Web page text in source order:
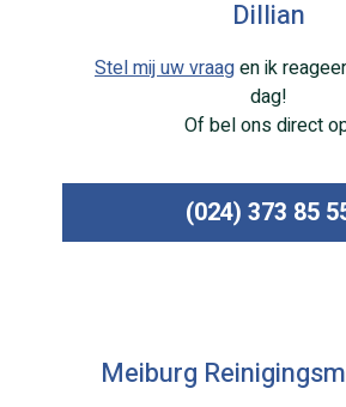
Dillian
Stel mij uw vraagen ik
dag!
Of bel ons direct
(024) 373 85
Meiburg